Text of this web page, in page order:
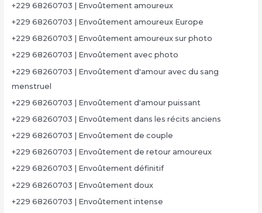
+229 68260703 | Envoûtement amoureux
+229 68260703 | Envoûtement amoureux Europe
+229 68260703 | Envoûtement amoureux sur photo
+229 68260703 | Envoûtement avec photo
+229 68260703 | Envoûtement d'amour avec du sang
menstruel
+229 68260703 | Envoûtement d'amour puissant
+229 68260703 | Envoûtement dans les récits anciens
+229 68260703 | Envoûtement de couple
+229 68260703 | Envoûtement de retour amoureux
+229 68260703 | Envoûtement définitif
+229 68260703 | Envoûtement doux
+229 68260703 | Envoûtement intense